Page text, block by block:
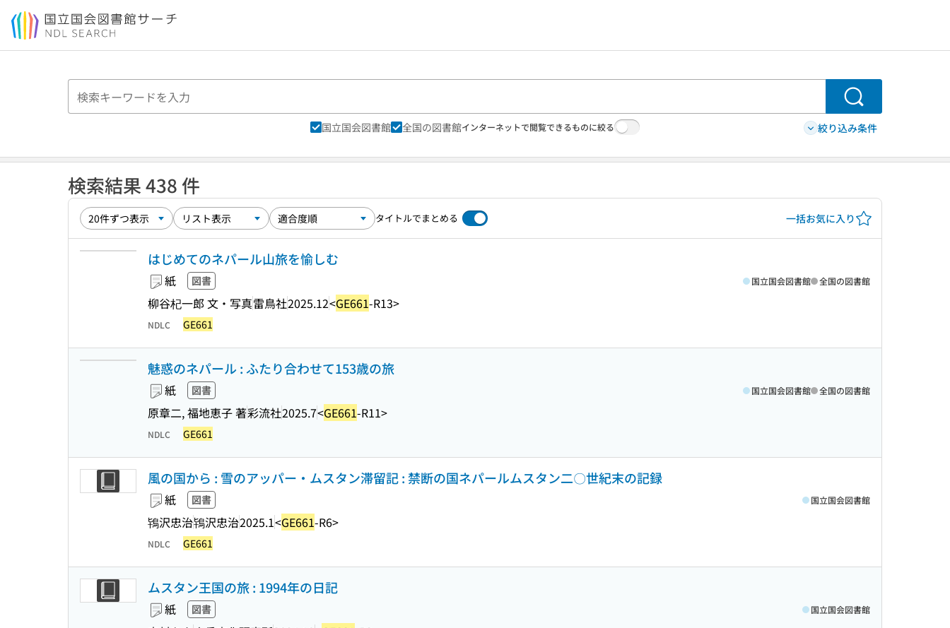
本文へ移動
検索
国立国会図書館 全国の図書館インターネットで閲覧できるものに絞る 絞り込み条件
検索結果 438 件
タイトルでまとめる 一括お気に入り
はじめてのネパール山旅を愉しむ
紙 図書
柳谷杞一郎 文・写真雷鳥社2025.12<GE661-R13>
国立国会図書館 全国の図書館
NDLC GE661
魅惑のネパール : ふたり合わせて153歳の旅
紙 図書
原章二, 福地恵子 著彩流社2025.7<GE661-R11>
国立国会図書館 全国の図書館
NDLC GE661
風の国から : 雪のアッパー・ムスタン滞留記 : 禁断の国ネパールムスタン二〇世紀末の記録
紙 図書
鴇沢忠治鴇沢忠治2025.1<GE661-R6>
国立国会図書館
NDLC GE661
ムスタン王国の旅 : 1994年の日記
紙 図書 国立国会図書館